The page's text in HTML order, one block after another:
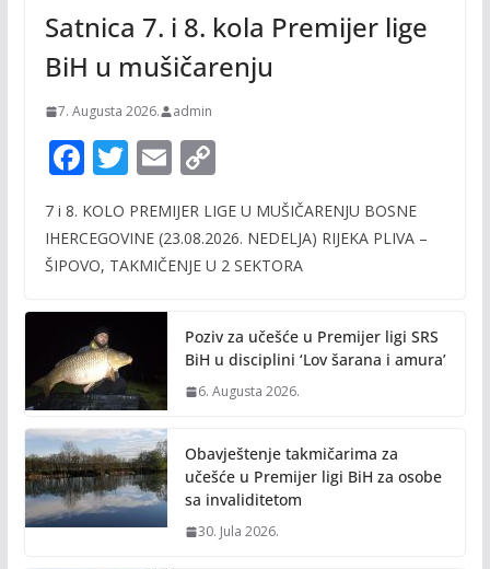
Satnica 7. i 8. kola Premijer lige
BiH u mušičarenju
7. Augusta 2026. admin
F
e
b
o
k
T
itt
er
E
ai
l
C
p
y
n
k
7 i 8. KOLO PREMIJER LIGE U MUŠIČARENJU BOSNE
IHERCEGOVINE (23.08.2026. NEDELJA) RIJEKA PLIVA –
ŠIPOVO, TAKMIČENJE U 2 SEKTORA
Poziv za učešće u Premijer ligi SRS
BiH u disciplini ‘Lov šarana i amura’
6. Augusta 2026.
Obavještenje takmičarima za
učešće u Premijer ligi BiH za osobe
sa invaliditetom
30. Jula 2026.